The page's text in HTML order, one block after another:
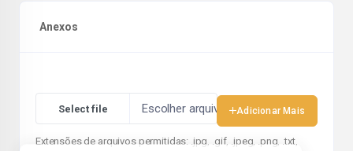
Anexos
Escolher arquivo Adicionar Mais
Extensões de arquivos permitidas: .jpg, .gif, .jpeg, .png, .txt,